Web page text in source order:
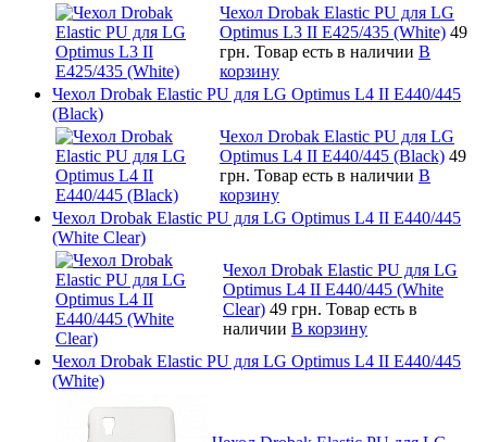
Чехол Drobak Elastic PU для LG
Optimus L3 II E425/435 (White) 49
грн. Товар есть в наличии В
корзину
Чехол Drobak Elastic PU для LG Optimus L4 II E440/445
(Black)
Чехол Drobak Elastic PU для LG
Optimus L4 II E440/445 (Black) 49
грн. Товар есть в наличии В
корзину
Чехол Drobak Elastic PU для LG Optimus L4 II E440/445
(White Clear)
Чехол Drobak Elastic PU для LG
Optimus L4 II E440/445 (White
Clear) 49 грн. Товар есть в
наличии В корзину
Чехол Drobak Elastic PU для LG Optimus L4 II E440/445
(White)